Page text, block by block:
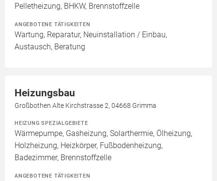
Pelletheizung, BHKW, Brennstoffzelle
ANGEBOTENE TÄTIGKEITEN
Wartung, Reparatur, Neuinstallation / Einbau,
Austausch, Beratung
Heizungsbau
Großbothen Alte Kirchstrasse 2, 04668 Grimma
HEIZUNG SPEZIALGEBIETE
Wärmepumpe, Gasheizung, Solarthermie, Ölheizung,
Holzheizung, Heizkörper, Fußbodenheizung,
Badezimmer, Brennstoffzelle
ANGEBOTENE TÄTIGKEITEN